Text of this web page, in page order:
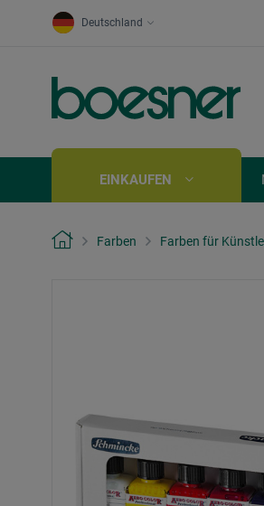
Deutschland
EINKAUFEN
Farben Farben für